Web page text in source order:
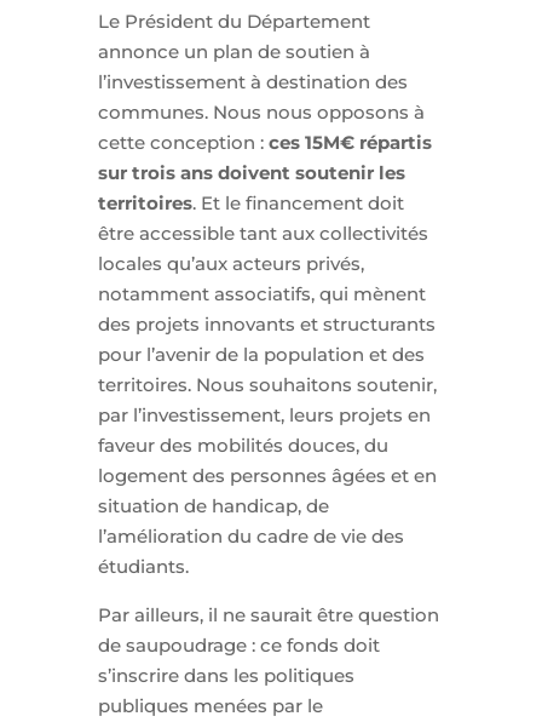
Le Président du Département
annonce un plan de soutien à
l’investissement à destination des
communes. Nous nous opposons à
cette conception : ces 15M€ répartis
sur trois ans doivent soutenir les
territoires. Et le financement doit
être accessible tant aux collectivités
locales qu’aux acteurs privés,
notamment associatifs, qui mènent
des projets innovants et structurants
pour l’avenir de la population et des
territoires. Nous souhaitons soutenir,
par l’investissement, leurs projets en
faveur des mobilités douces, du
logement des personnes âgées et en
situation de handicap, de
l’amélioration du cadre de vie des
étudiants.
Par ailleurs, il ne saurait être question
de saupoudrage : ce fonds doit
s’inscrire dans les politiques
publiques menées par le